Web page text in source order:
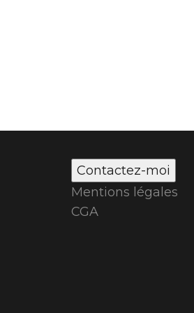
Contactez-moi
Mentions légales
CGA